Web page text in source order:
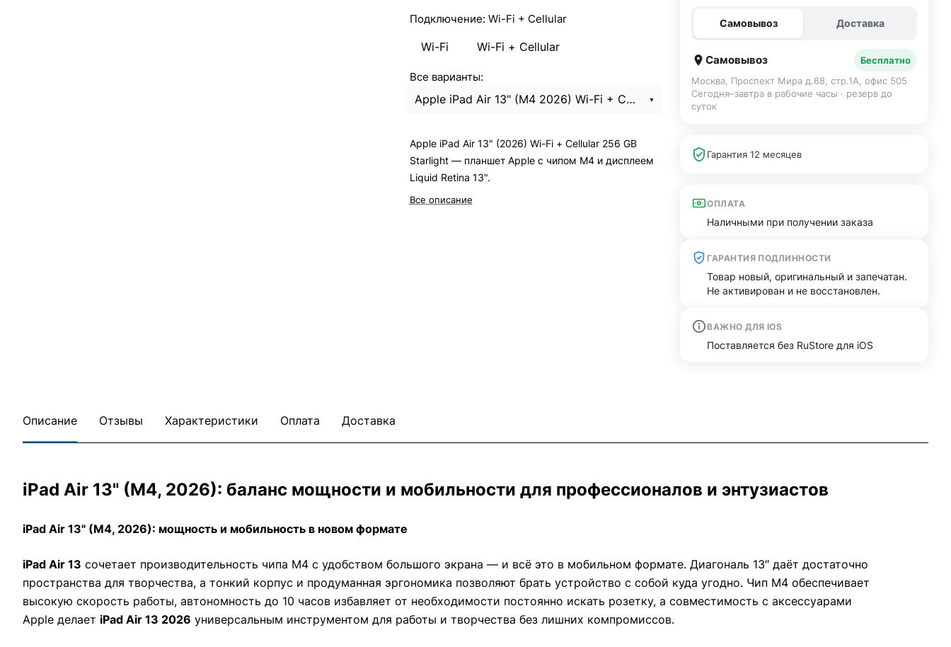
Подключение: Wi-Fi + Cellular
Wi-Fi Wi-Fi + Cellular
Все варианты:
Apple iPad Air 13" (M4 2026) Wi-Fi + Cellular 256Gb Starlight
Apple iPad Air 13" (2026) Wi-Fi + Cellular 256 GB
Starlight — планшет Apple с чипом M4 и дисплеем
Liquid Retina 13".
Все описание
Самовывоз Доставка
Самовывоз
Бесплатно
Москва, Проспект Мира д.68, стр.1А, офис 505
Сегодня–завтра в рабочие часы · резерв до
суток
Гарантия 12 месяцев
ОПЛАТА
Наличными при получении заказа
ГАРАНТИЯ ПОДЛИННОСТИ
Товар новый, оригинальный и запечатан.
Не активирован и не восстановлен.
ВАЖНО ДЛЯ IOS
Поставляется без RuStore для iOS
Описание Отзывы Характеристики Оплата Доставка
iPad Air 13" (M4, 2026): баланс мощности и мобильности для профессионалов и энтузиастов
iPad Air 13" (M4, 2026): мощность и мобильность в новом формате
iPad Air 13 сочетает производительность чипа M4 с удобством большого экрана — и всё это в мобильном формате. Диагональ 13″ даёт достаточно
пространства для творчества, а тонкий корпус и продуманная эргономика позволяют брать устройство с собой куда угодно. Чип M4 обеспечивает
высокую скорость работы, автономность до 10 часов избавляет от необходимости постоянно искать розетку, а совместимость с аксессуарами
Apple делает iPad Air 13 2026 универсальным инструментом для работы и творчества без лишних компромиссов.